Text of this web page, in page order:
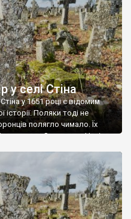
у селі Стіна
у 1651 році є відомим
історії. Поляки тоді не
полягло чимало. Їх
називався Замковим. Нині на
є такі, де епітафії стер […]